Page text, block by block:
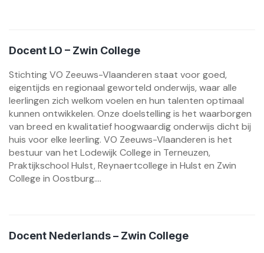
Docent LO – Zwin College
Stichting VO Zeeuws-Vlaanderen staat voor goed,
eigentijds en regionaal geworteld onderwijs, waar alle
leerlingen zich welkom voelen en hun talenten optimaal
kunnen ontwikkelen. Onze doelstelling is het waarborgen
van breed en kwalitatief hoogwaardig onderwijs dicht bij
huis voor elke leerling. VO Zeeuws-Vlaanderen is het
bestuur van het Lodewijk College in Terneuzen,
Praktijkschool Hulst, Reynaertcollege in Hulst en Zwin
College in Oostburg....
Docent Nederlands – Zwin College